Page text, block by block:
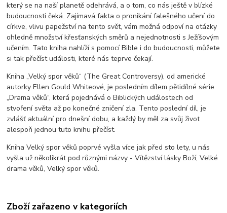
který se na naší planetě odehrává, a o tom, co nás ještě v blízké
budoucnosti čeká. Zajímavá fakta o pronikání falešného učení do
církve, vlivu papežství na tento svět, vám možná odpoví na otázky
ohledně množství křesťanských směrů a nejednotnosti s Ježíšovým
učením. Tato kniha nahlíží s pomocí Bible i do budoucnosti, můžete
si tak přečíst události, které nás teprve čekají.
Kniha „Velký spor věků“ (The Great Controversy), od americké
autorky Ellen Gould Whiteové, je posledním dílem pětidílné série
„Drama věků“, která pojednává o Biblických událostech od
stvoření světa až po konečné zničení zla. Tento poslední díl, je
zvlášť aktuální pro dnešní dobu, a každý by měl za svůj život
alespoň jednou tuto knihu přečíst.
Kniha Velký spor věků poprvé vyšla více jak před sto lety, u nás
vyšla už několikrát pod různými názvy - Vítězství lásky Boží, Velké
drama věků, Velký spor věků.
Zboží zařazeno v kategoriích